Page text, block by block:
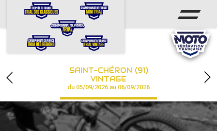
ACCUEIL
CALENDRIER
CHAMPIONNAT
RÉSULTATS
PHOTOS / VIDÉOS
SAINT-CHÉRON (91)
VINTAGE
du 05/09/2026 au 06/09/2026